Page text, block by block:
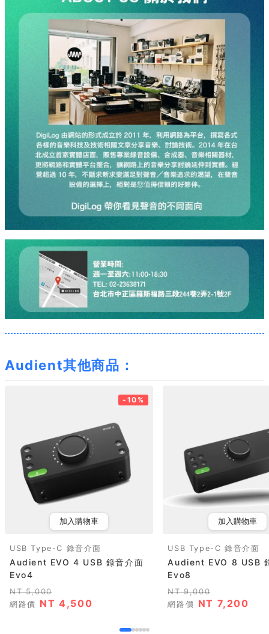
Audient其他商品：
-10%
加入購物車
USB Type-C 錄音介面
Audient EVO 4 USB 錄音介面
Evo4
NT 5,000
網路價 NT 4,500
加入購物車
USB Type-C 錄音介面
Audient EVO 8 USB
Evo8
NT 9,000
網路價 NT 7,200